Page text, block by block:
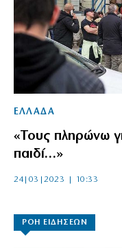
ΕΛΛΑΔΑ
«Τους πληρώνω
παιδί…»
24|03|2023 | 10:33
ΡΟΗ ΕΙΔΗΣΕΩΝ